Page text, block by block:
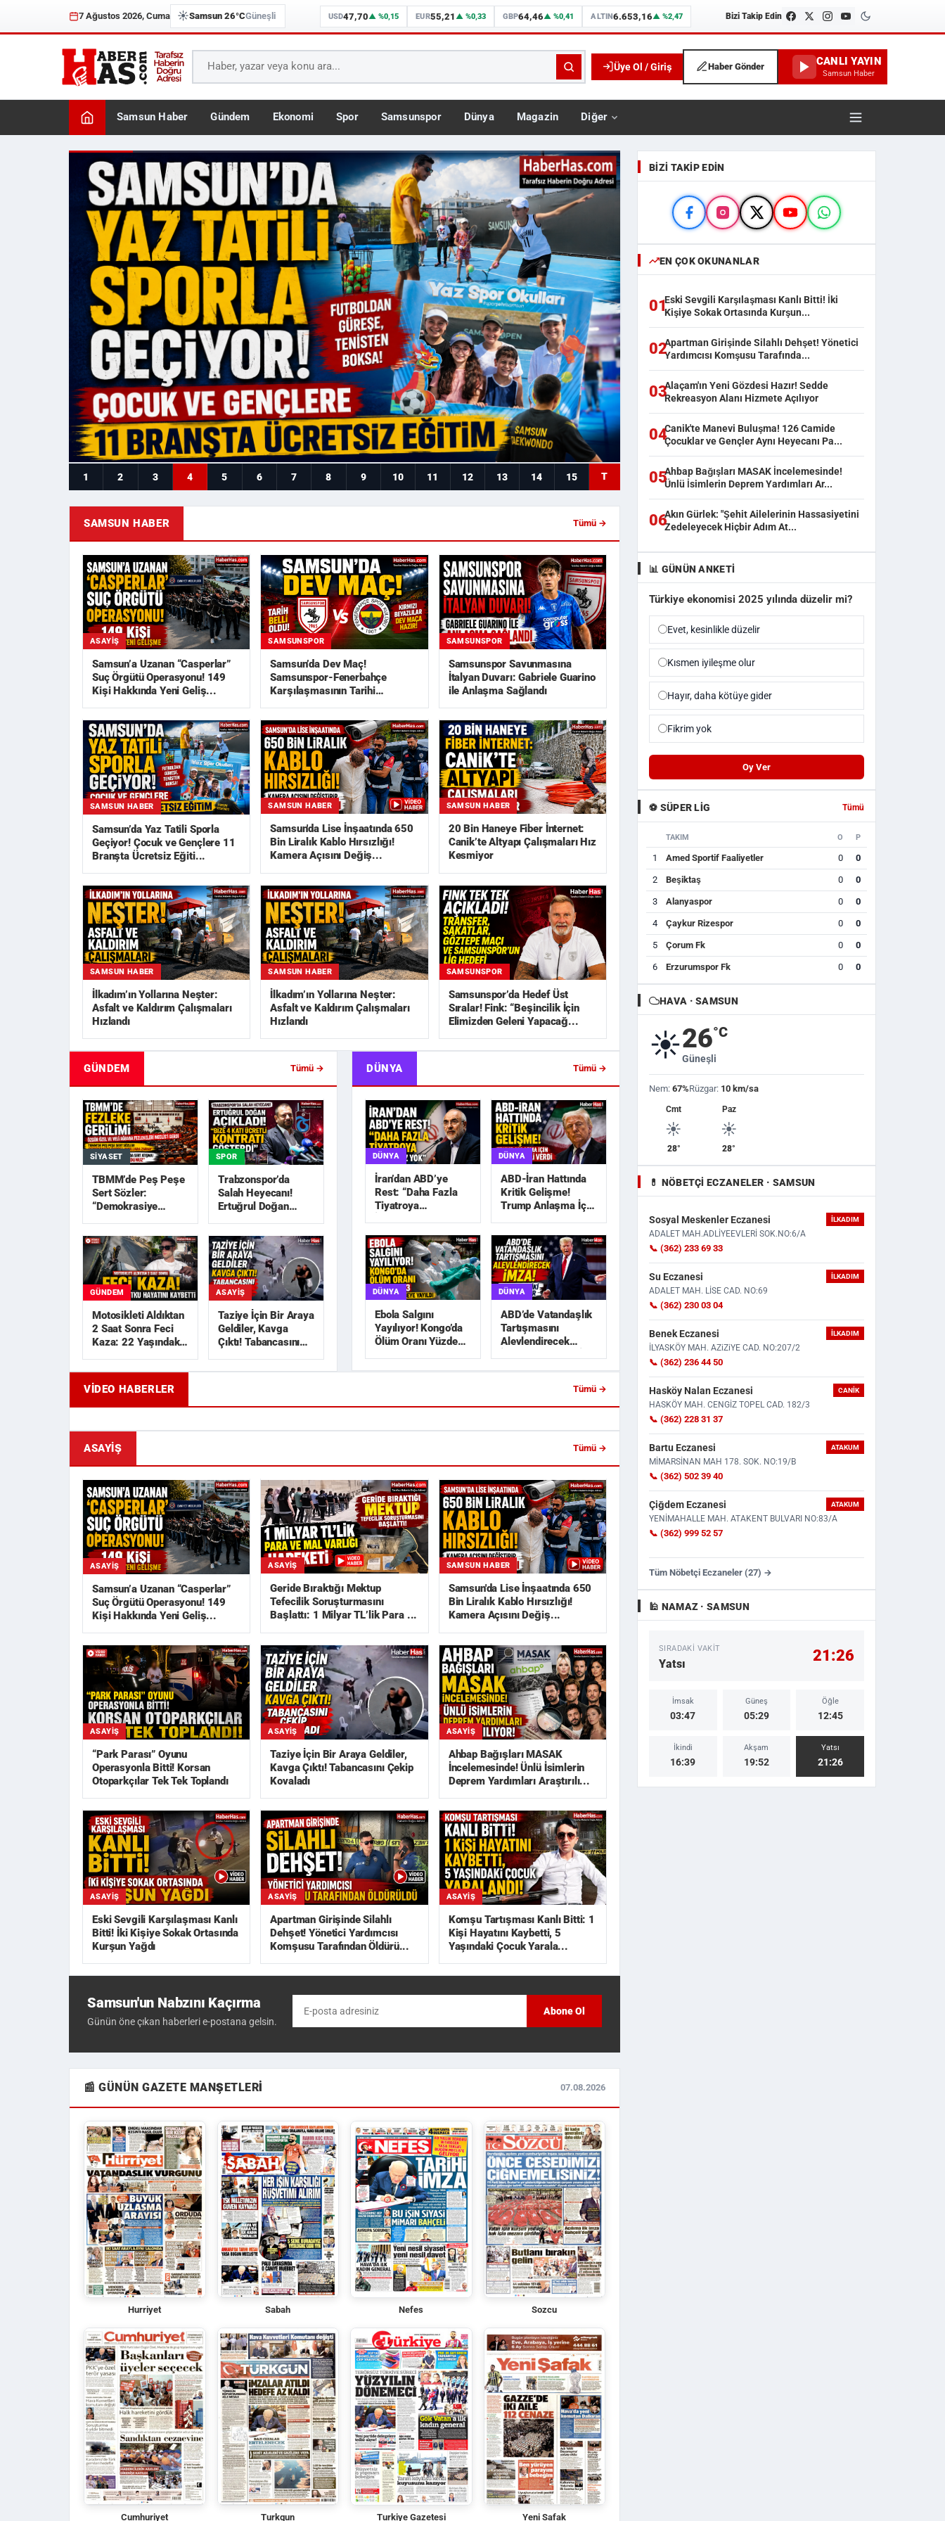
7 Ağustos 2026, Cuma ☀️Samsun 26°CGüneşli USD47,70▲ %0,15 EUR55,21 ▲ %0,33 GBP64,46▲ %0,41 ALTIN6.653,16▲ %2,47 Bizi Takip Edin
Üye Ol / Giriş Haber Gönder CANLI YAYIN
Samsun Haber
Samsun Haber Gündem Ekonomi Spor Samsunspor Dünya Magazin Diğer
Haberhas — Samsun Son Dakika Haberleri, Gündem, Samsunspor ve İlçe Haberleri
1 2 3 4 5 6 7 8 9 10 11 12 13 14 15 T
SAMSUN HABER Tümü →
ASAYIŞ
Samsun’a Uzanan “Casperlar”
Suç Örgütü Operasyonu! 149
Kişi Hakkında Yeni Geliş...
SAMSUNSPOR
Samsun’da Dev Maç!
Samsunspor-Fenerbahçe
Karşılaşmasının Tarihi
SAMSUNSPOR
Samsunspor Savunmasına
İtalyan Duvarı: Gabriele Guarino
ile Anlaşma Sağlandı
SAMSUN HABER
Samsun’da Yaz Tatili Sporla
Geçiyor! Çocuk ve Gençlere 11
Branşta Ücretsiz Eğiti...
SAMSUN HABER
Samsun'da Lise İnşaatında 650
Bin Liralık Kablo Hırsızlığı!
Kamera Açısını Değiş...
SAMSUN HABER
20 Bin Haneye Fiber İnternet:
Canik’te Altyapı Çalışmaları Hız
Kesmiyor
SAMSUN HABER
İlkadım’ın Yollarına Neşter:
Asfalt ve Kaldırım Çalışmaları
Hızlandı
SAMSUN HABER
İlkadım’ın Yollarına Neşter:
Asfalt ve Kaldırım Çalışmaları
Hızlandı
SAMSUNSPOR
Samsunspor’da Hedef Üst
Sıralar! Fink: “Beşincilik İçin
Elimizden Geleni Yapacağ...
GÜNDEM Tümü →
SIYASET
TBMM’de Peş Peşe
Sert Sözler:
“Demokrasiye
SPOR
Trabzonspor’da
Salah Heyecanı!
Ertuğrul Doğan
GÜNDEM
Motosikleti Aldıktan
2 Saat Sonra Feci
Kaza: 22 Yaşındaki
Kaybetti
ASAYIŞ
Taziye İçin Bir Araya
Geldiler, Kavga
Çıktı! Tabancasını
DÜNYA Tümü →
DÜNYA
İran’dan ABD’ye
Rest: “Daha Fazla
Tiyatroya
DÜNYA
ABD-İran Hattında
Kritik Gelişme!
Trump Anlaşma İçin
DÜNYA
Ebola Salgını
Yayılıyor! Kongo’da
Ölüm Oranı Yüzde
DÜNYA
ABD’de Vatandaşlık
Tartışmasını
Alevlendirecek
Yeni Karar
VIDEO HABERLER
Tümü →
Geride Bıraktığı Mektup Tefecilik
Trabzonspor’da Salah Heyecanı!
Motosikleti Aldıktan 2 Saat Sonra
Feci Kaza: 22 Yaşındak...
Taziye İçin Bir Araya
ASAYIŞ Tümü →
ASAYIŞ
Samsun’a Uzanan “Casperlar”
Suç Örgütü Operasyonu! 149
Kişi Hakkında Yeni Geliş...
ASAYIŞ
Geride Bıraktığı Mektup
Tefecilik Soruşturmasını
Başlattı: 1 Milyar TL’lik Para ...
SAMSUN HABER
Samsun'da Lise İnşaatında 650
Bin Liralık Kablo Hırsızlığı!
Kamera Açısını Değiş...
ASAYIŞ
“Park Parası” Oyunu
Operasyonla Bitti! Korsan
Otoparkçılar Tek Tek Toplandı
ASAYIŞ
Taziye İçin Bir Araya Geldiler,
Kavga Çıktı! Tabancasını Çekip
Kovaladı
ASAYIŞ
Ahbap Bağışları MASAK
İncelemesinde! Ünlü İsimlerin
Deprem Yardımları Araştırılı...
ASAYIŞ
Eski Sevgili Karşılaşması Kanlı
Bitti! İki Kişiye Sokak Ortasında
Kurşun Yağdı
ASAYIŞ
Apartman Girişinde Silahlı
Dehşet! Yönetici Yardımcısı
Komşusu Tarafından Öldürü...
ASAYIŞ
Komşu Tartışması Kanlı Bitti: 1
Kişi Hayatını Kaybetti, 5
Yaşındaki Çocuk Yarala...
Samsun'un Nabzını Kaçırma
Günün öne çıkan haberleri e-postana gelsin.
Abone Ol
📰 GÜNÜN GAZETE MANŞETLERI 07.08.2026
Hurriyet Sabah Nefes Sozcu
Cumhuriyet Turkgun Turkiye Gazetesi Yeni Safak
BIZI TAKIP EDIN
EN ÇOK OKUNANLAR
01Eski Sevgili Karşılaşması Kanlı Bitti! İki
Kişiye Sokak Ortasında Kurşun...
02Apartman Girişinde Silahlı Dehşet! Yönetici
Yardımcısı Komşusu Tarafında...
03Alaçam'ın Yeni Gözdesi Hazır! Sedde
Rekreasyon Alanı Hizmete Açılıyor
04Canik'te Manevi Buluşma! 126 Camide
Çocuklar ve Gençler Aynı Heyecanı Pa...
05Ahbap Bağışları MASAK İncelemesinde!
Ünlü İsimlerin Deprem Yardımları Ar...
06Akın Gürlek: "Şehit Ailelerinin Hassasiyetini
Zedeleyecek Hiçbir Adım At...
📊 GÜNÜN ANKETI
Türkiye ekonomisi 2025 yılında düzelir mi?
Evet, kesinlikle düzelir
Kısmen iyileşme olur
Hayır, daha kötüye gider
Fikrim yok
Oy Ver
⚽ SÜPER LIG Tümü
TAKIM O P
1 Amed Sportif Faaliyetler 0 0
2 Beşiktaş 0 0
3 Alanyaspor 0 0
4 Çaykur Rizespor 0 0
5 Çorum Fk 0 0
6 Erzurumspor Fk 0 0
HAVA · SAMSUN
☀️26°C
Güneşli
Nem: 67%Rüzgar: 10 km/sa
Cmt
☀️
28°
Paz
☀️
28°
💊 NÖBETÇI ECZANELER · SAMSUN
Sosyal Meskenler Eczanesi İLKADIM
ADALET MAH.ADLİYEEVLERİ SOK.NO:6/A
📞 (362) 233 69 33
Su Eczanesi İLKADIM
ADALET MAH. LİSE CAD. NO:69
📞 (362) 230 03 04
Benek Eczanesi İLKADIM
İLYASKÖY MAH. AZiZiYE CAD. NO:207/2
📞 (362) 236 44 50
Hasköy Nalan Eczanesi CANIK
HASKÖY MAH. CENGİZ TOPEL CAD. 182/3
📞 (362) 228 31 37
Bartu Eczanesi ATAKUM
MİMARSİNAN MAH 178. SOK. NO:19/B
📞 (362) 502 39 40
Çiğdem Eczanesi ATAKUM
YENİMAHALLE MAH. ATAKENT BULVARI NO:83/A
📞 (362) 999 52 57
Tüm Nöbetçi Eczaneler (27) →
🕌 NAMAZ · SAMSUN
SIRADAKI VAKIT
Yatsı 21:26
İmsak
03:47
Güneş
05:29
Öğle
12:45
İkindi
16:39
Akşam
19:52
Yatsı
21:26